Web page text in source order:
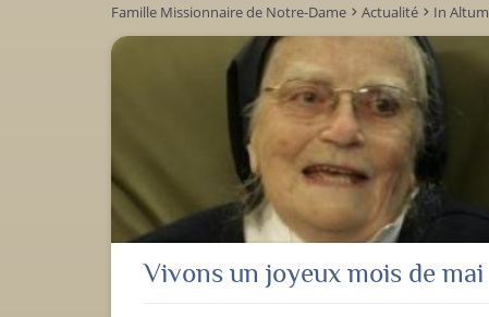
Famille Missionnaire de Notre-Dame keyboard_arrow_right Actualité keyboard_arrow_right In Altum
Vivons un joyeux mois de mai